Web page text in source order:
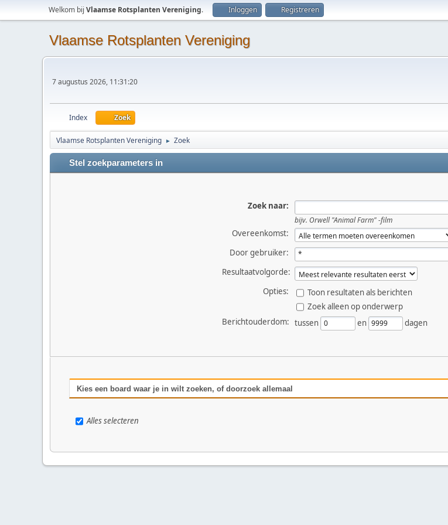
Welkom bij Vlaamse Rotsplanten Vereniging. Inloggen Registreren
Vlaamse Rotsplanten Vereniging
7 augustus 2026, 11:31:20
Index Zoek
Vlaamse Rotsplanten Vereniging ► Zoek
Stel zoekparameters in
Zoek naar:
bijv. Orwell "Animal Farm" -film
Overeenkomst:
Door gebruiker:
Resultaatvolgorde:
Opties:
Toon resultaten als berichten
Zoek alleen op onderwerp
Berichtouderdom: tussen en dagen
Kies een board waar je in wilt zoeken, of doorzoek allemaal
Alles selecteren